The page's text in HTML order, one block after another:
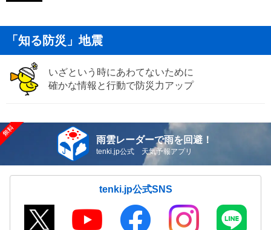
「知る防災」地震
いざという時にあわてないために
確かな情報と行動で防災力アップ
雨雲レーダーで雨を回避！
tenki.jp公式 天気予報アプリ
tenki.jp公式SNS